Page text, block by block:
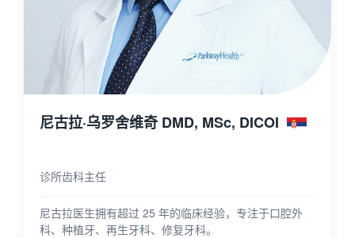
尼古拉·乌罗舍维奇 DMD, MSc, DICOI
诊所齿科主任
尼古拉医生拥有超过 25 年的临床经验，专注于口腔外
科、种植牙、再生牙科、修复牙科。